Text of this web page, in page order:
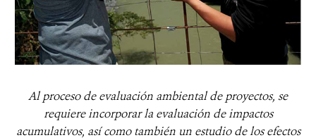
Al proceso de evaluación ambiental de proyectos, se
requiere incorporar la evaluación de impactos
acumulativos, así como también un estudio de los efectos